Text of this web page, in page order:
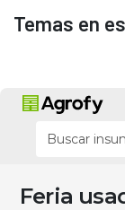
Temas en
Feria